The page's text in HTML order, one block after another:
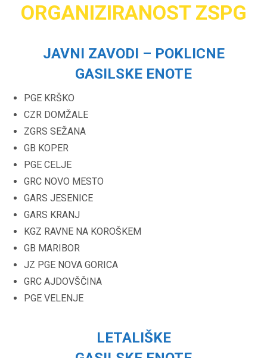
ORGANIZIRANOST ZSPG
JAVNI ZAVODI – POKLICNE
GASILSKE ENOTE
PGE KRŠKO
CZR DOMŽALE
ZGRS SEŽANA
GB KOPER
PGE CELJE
GRC NOVO MESTO
GARS JESENICE
GARS KRANJ
KGZ RAVNE NA KOROŠKEM
GB MARIBOR
JZ PGE NOVA GORICA
GRC AJDOVŠČINA
PGE VELENJE
LETALIŠKE